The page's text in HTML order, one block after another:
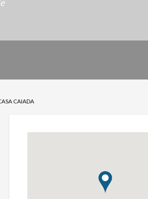
CAIADA